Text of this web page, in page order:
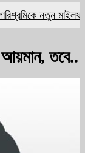
নতুন মাইলফলক
আয়মান, তবে..